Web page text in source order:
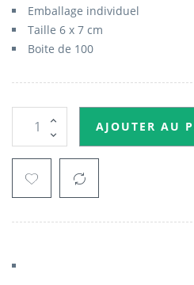
Emballage individuel
Taille 6 x 7 cm
Boite de 100
AJOUTER AU